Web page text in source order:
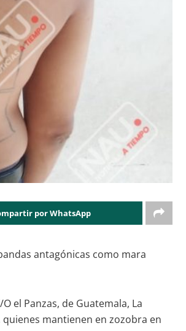
por WhatsApp
antagónicas como mara
el Panzas, de Guatemala, La
mantienen en zozobra en